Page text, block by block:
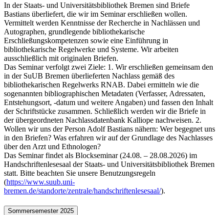
In der Staats- und Universitätsbibliothek Bremen sind Briefe
Bastians überliefert, die wir im Seminar erschließen wollen.
Vermittelt werden Kenntnisse der Recherche in Nachlässen und
Autographen, grundlegende bibliothekarische
Erschließungskompetenzen sowie eine Einführung in
bibliothekarische Regelwerke und Systeme. Wir arbeiten
ausschließlich mit originalen Briefen.
Das Seminar verfolgt zwei Ziele: 1. Wir erschließen gemeinsam den
in der SuUB Bremen überlieferten Nachlass gemäß des
bibliothekarischen Regelwerks RNAB. Dabei ermitteln wie die
sogenannten bibliographischen Metadaten (Verfasser, Adressaten,
Entstehungsort, -datum und weitere Angaben) und fassen den Inhalt
der Schriftstücke zusammen. Schließlich werden wir die Briefe in
der übergeordneten Nachlassdatenbank Kalliope nachweisen. 2.
Wollen wir uns der Person Adolf Bastians nähern: Wer begegnet uns
in den Briefen? Was erfahren wir auf der Grundlage des Nachlasses
über den Arzt und Ethnologen?
Das Seminar findet als Blockseminar (24.08. – 28.08.2026) im
Handschriftenlesesaal der Staats- und Universitätsbibliothek Bremen
statt. Bitte beachten Sie unsere Benutzungsregeln
(https://www.suub.uni-
bremen.de/standorte/zentrale/handschriftenlesesaal/).
Sommersemester 2025